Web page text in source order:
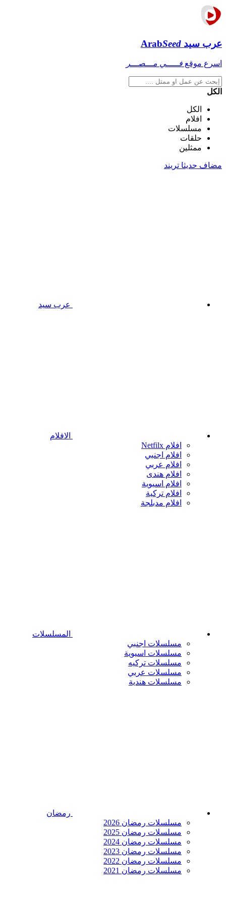
عرب سيد ArabSeed
اسرع موقع فـــــي مـــصـــر
الكل
الكل
افلام
مسلسلات
حلقات
ممثلين
مضاف حديثا تريند
عرب سيد
الافلام
افلام Netfilx
افلام اجنبي
افلام عربي
افلام هندى
افلام اسيوية
افلام تركية
افلام مدبلجة
المسلسلات
مسلسلات اجنبي
مسلسلات اسيوية
مسلسلات تركيه
مسلسلات عربي
مسلسلات هندية
رمضان
مسلسلات رمضان 2026
مسلسلات رمضان 2025
مسلسلات رمضان 2024
مسلسلات رمضان 2023
مسلسلات رمضان 2022
مسلسلات رمضان 2021